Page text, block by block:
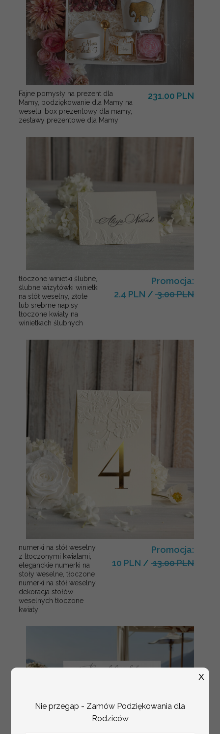
Fajne pomysły na prezent dla
Mamy, podziękowanie dla Mamy na
weselu, box prezentowy dla mamy,
zestawy prezentowe dla Mamy
231.00 PLN
tłoczone winietki ślubne,
ślubne wizytówki winietki
na stół weselny, złote
lub srebrne napisy
tłoczone kwiaty na
winietkach ślubnych
Promocja:
2.4 PLN / 3.00 PLN
numerki na stół weselny
z tłoczonymi kwiatami,
eleganckie numerki na
stoły weselne, tłoczone
numerki na stół weselny,
dekoracja stołów
weselnych tłoczone
kwiaty
Promocja:
10 PLN / 13.00 PLN
Nie przegap - Zamów Podziękowania dla
Rodziców
X